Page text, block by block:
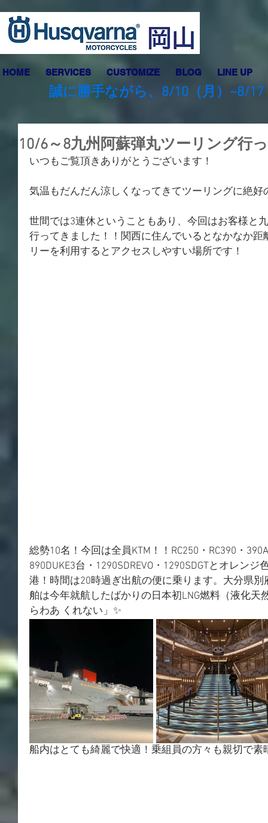
HOME SERVICES CUSTOMIZE BLOG LINE UP
誠に勝手ながら、8/10（月）~8/
10/6～8九州阿蘇弾丸ツーリング行
いつもご覧頂きありがとうございます！
気温もだんだん涼しくなってきてツーリングに絶
世間では3連休ということもあり、今回はお客様と
行ってきました！！関西に住んでいるとなかなか
リーを利用するとアクセスしやすい場所です！
総勢10名！今回は全員KTM！！RC250・RC390・
890DUKE3台・1290SDREVO・1290SDGTとオレン
港！時間は20時過ぎ出航の便に乗ります。大分県
舶は今年就航したばかりの日本初LNG燃料（液化天
らわあ くれない」✨
船内はとても綺麗で快適！乗組員の方々も親切で素